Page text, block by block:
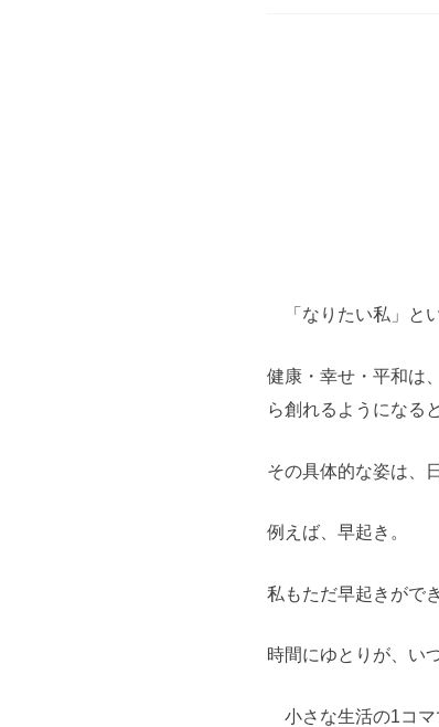
「なりたい私」と
健康・幸せ・平和は
ら創れるようになる
その具体的な姿は、
例えば、早起き。
私もただ早起きがで
時間にゆとりが、い
小さな生活の1コマ